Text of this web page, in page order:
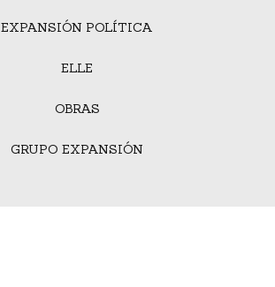
EXPANSIÓN POLÍTICA
ELLE
OBRAS
GRUPO EXPANSIÓN